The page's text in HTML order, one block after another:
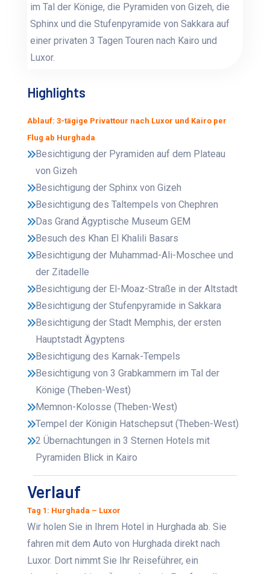
im Tal der Könige, die Pyramiden von Gizeh, die
Sphinx und die Stufenpyramide von Sakkara auf
einer privaten 3 Tagen Touren nach Kairo und
Luxor.
Highlights
Ablauf: 3-tägige Privattour nach Luxor und Kairo per
Flug ab Hurghada
Besichtigung der Pyramiden auf dem Plateau
von Gizeh
Besichtigung der Sphinx von Gizeh
Besichtigung des Taltempels von Chephren
Das Grand Ägyptische Museum GEM
Besuch des Khan El Khalili Basars
Besichtigung der Muhammad-Ali-Moschee und
der Zitadelle
Besichtigung der El-Moaz-Straße in der Altstadt
Besichtigung der Stufenpyramide in Sakkara
Besichtigung der Stadt Memphis, der ersten
Hauptstadt Ägyptens
Besichtigung des Karnak-Tempels
Besichtigung von 3 Grabkammern im Tal der
Könige (Theben-West)
Memnon-Kolosse (Theben-West)
Tempel der Königin Hatschepsut (Theben-West)
2 Übernachtungen in 3 Sternen Hotels mit
Pyramiden Blick in Kairo
Verlauf
Tag 1: Hurghada – Luxor
Wir holen Sie in Ihrem Hotel in Hurghada ab. Sie
fahren mit dem Auto von Hurghada direkt nach
Luxor. Dort nimmt Sie Ihr Reiseführer, ein